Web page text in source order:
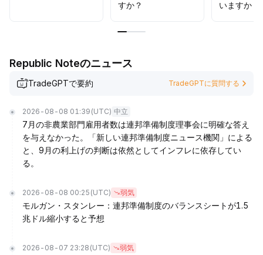
すか？
いますか？
Republic Noteのニュース
TradeGPTで要約 TradeGPTに質問する
2026-08-08 01:39 (UTC) 中立
7月の非農業部門雇用者数は連邦準備制度理事会に明確な答え
を与えなかった。「新しい連邦準備制度ニュース機関」による
と、9月の利上げの判断は依然としてインフレに依存してい
る。
2026-08-08 00:25 (UTC) 弱気
モルガン・スタンレー：連邦準備制度のバランスシートが1.5
兆ドル縮小すると予想
2026-08-07 23:28 (UTC) 弱気